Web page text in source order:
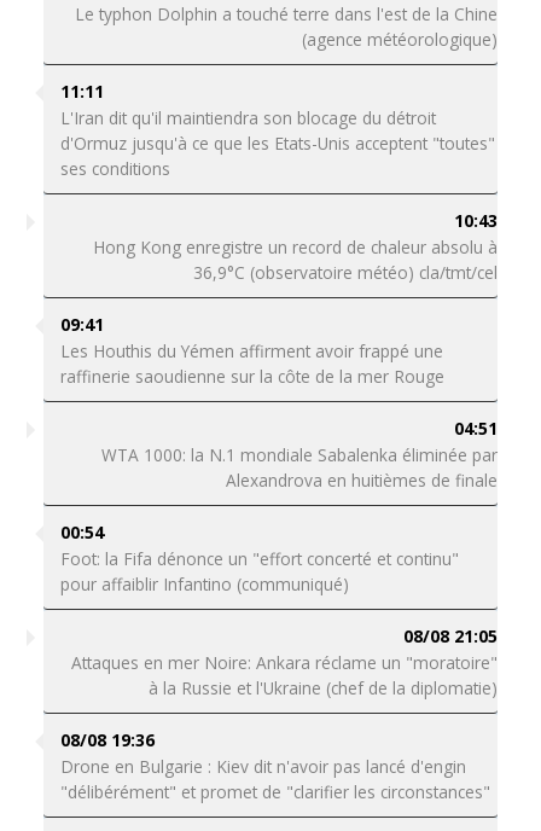
Le typhon Dolphin a touché terre dans l'est de la Chine
(agence météorologique)
11:11
L'Iran dit qu'il maintiendra son blocage du détroit
d'Ormuz jusqu'à ce que les Etats-Unis acceptent "toutes"
ses conditions
10:43
Hong Kong enregistre un record de chaleur absolu à
36,9°C (observatoire météo) cla/tmt/cel
09:41
Les Houthis du Yémen affirment avoir frappé une
raffinerie saoudienne sur la côte de la mer Rouge
04:51
WTA 1000: la N.1 mondiale Sabalenka éliminée par
Alexandrova en huitièmes de finale
00:54
Foot: la Fifa dénonce un "effort concerté et continu"
pour affaiblir Infantino (communiqué)
08/08 21:05
Attaques en mer Noire: Ankara réclame un "moratoire"
à la Russie et l'Ukraine (chef de la diplomatie)
08/08 19:36
Drone en Bulgarie : Kiev dit n'avoir pas lancé d'engin
"délibérément" et promet de "clarifier les circonstances"